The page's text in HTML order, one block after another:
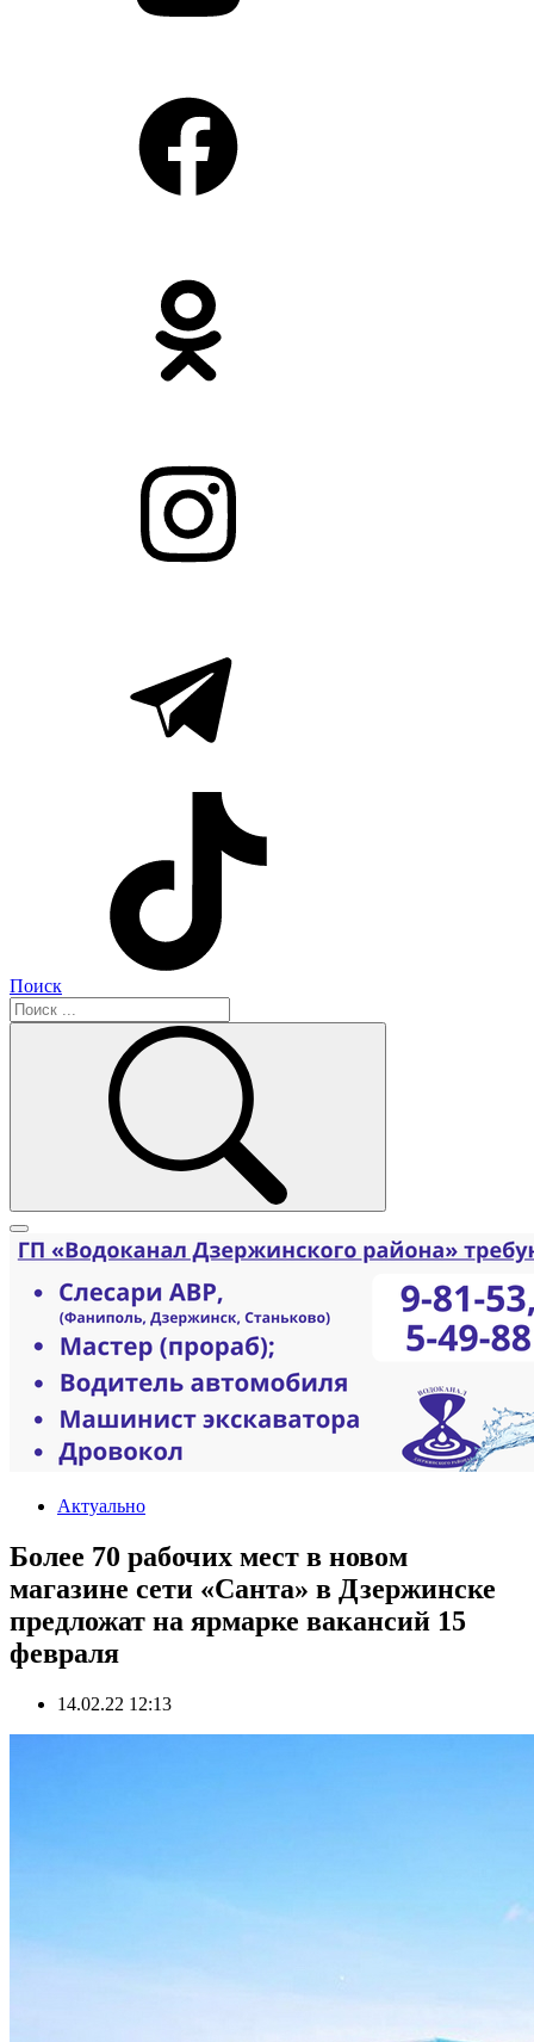
Поиск
Актуально
Более 70 рабочих мест в новом
магазине сети «Санта» в Дзержинске
предложат на ярмарке вакансий 15
февраля
14.02.22 12:13